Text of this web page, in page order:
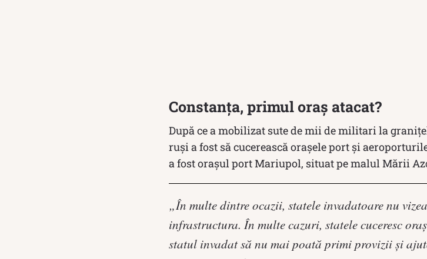
Constanța, primul oraș atacat?
După ce a mobilizat sute de mii de militari la
ruși a fost să cucerească orașele port și
a fost orașul port Mariupol, situat pe malul Mării
„În multe dintre ocazii, statele invadatoare nu
infrastructura. În multe cazuri, statele cuceresc
statul invadat să nu mai poată primi provizii și